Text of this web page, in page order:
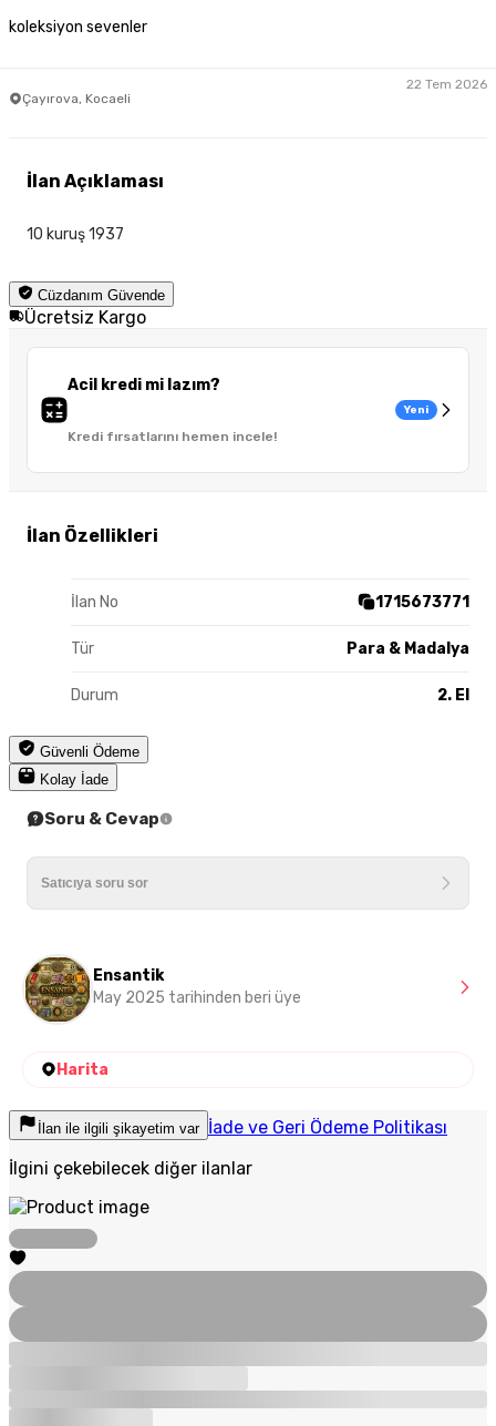
koleksiyon sevenler
Çayırova, Kocaeli
22 Tem 2026
Cüzdanım Güvende
Ücretsiz Kargo
Acil kredi mi lazım?
Kredi fırsatlarını hemen incele!
Yeni
İlan Özellikleri
İlan No 1715673771
Tür Para & Madalya
Durum 2. El
Güvenli Ödeme
Kolay İade
İlan Açıklaması
10 kuruş 1937
Soru & Cevap
Ensantik
May 2025 tarihinden beri üye
Harita
İlan ile ilgili şikayetim var İade ve Geri Ödeme Politikası
İlgini çekebilecek diğer ilanlar